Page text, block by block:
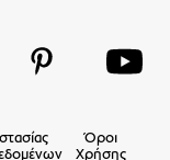
Όροι
Χρήσης